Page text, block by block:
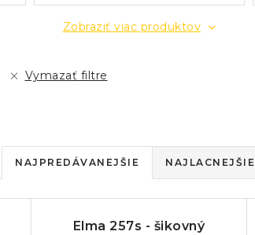
Zobraziť viac produktov
Vymazať filtre
R
a
NAJPREDÁVANEJŠIE NAJLACNEJŠIE
Elma 257s - šikovný